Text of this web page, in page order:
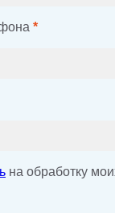
*
на обработку